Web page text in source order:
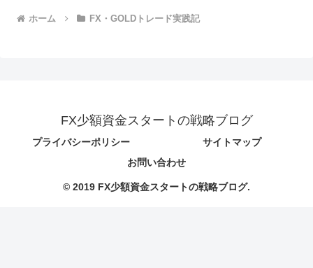
ホーム FX・GOLDトレード実践記
FX少額資金スタートの戦略ブログ
プライバシーポリシー
サイトマップ
お問い合わせ
© 2019 FX少額資金スタートの戦略ブログ.